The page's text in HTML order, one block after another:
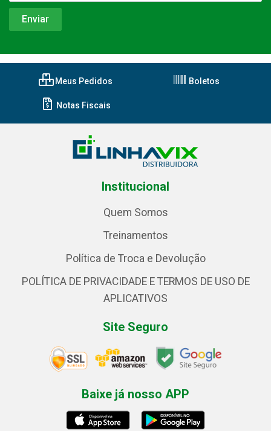
Meus Pedidos Boletos
Notas Fiscais
Institucional
Quem Somos
Treinamentos
Política de Troca e Devolução
POLÍTICA DE PRIVACIDADE E TERMOS DE USO DE
APLICATIVOS
Site Seguro
Baixe já nosso APP